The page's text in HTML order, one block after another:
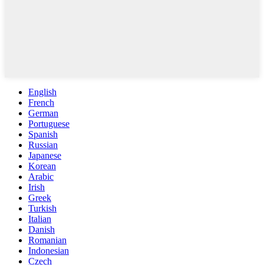
English
French
German
Portuguese
Spanish
Russian
Japanese
Korean
Arabic
Irish
Greek
Turkish
Italian
Danish
Romanian
Indonesian
Czech